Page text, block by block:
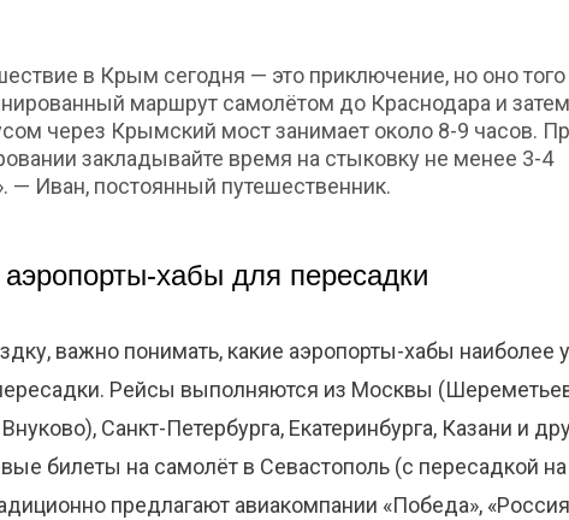
в Крым сегодня — это приключение, но оно того
маршрут самолётом до Краснодара и затем
через Крымский мост занимает около 8-9 часов.
закладывайте время на стыковку не менее 3-4
— Иван, постоянный путешественник.
хабы для пересадки
важно понимать, какие аэропорты-хабы наиболее
Рейсы выполняются из Москвы
Санкт-Петербурга, Екатеринбурга, Казани и
билеты на самолёт в Севастополь (с пересадкой
предлагают авиакомпании «Победа»,